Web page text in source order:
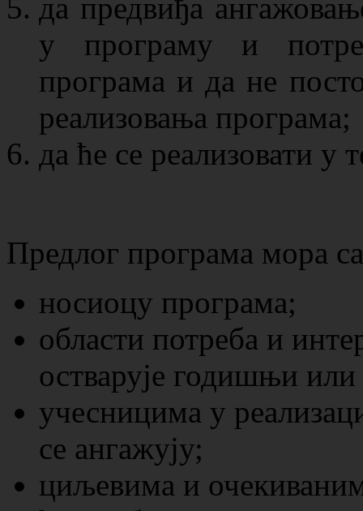
да предвиђа
у програму и
програма и да не
реализовања програма;
да ће се реализовати у
Предлог програма мора
носиоцу програма;
области потреба и
остварује годишњи
учесницима у
се ангажују;
циљевима и